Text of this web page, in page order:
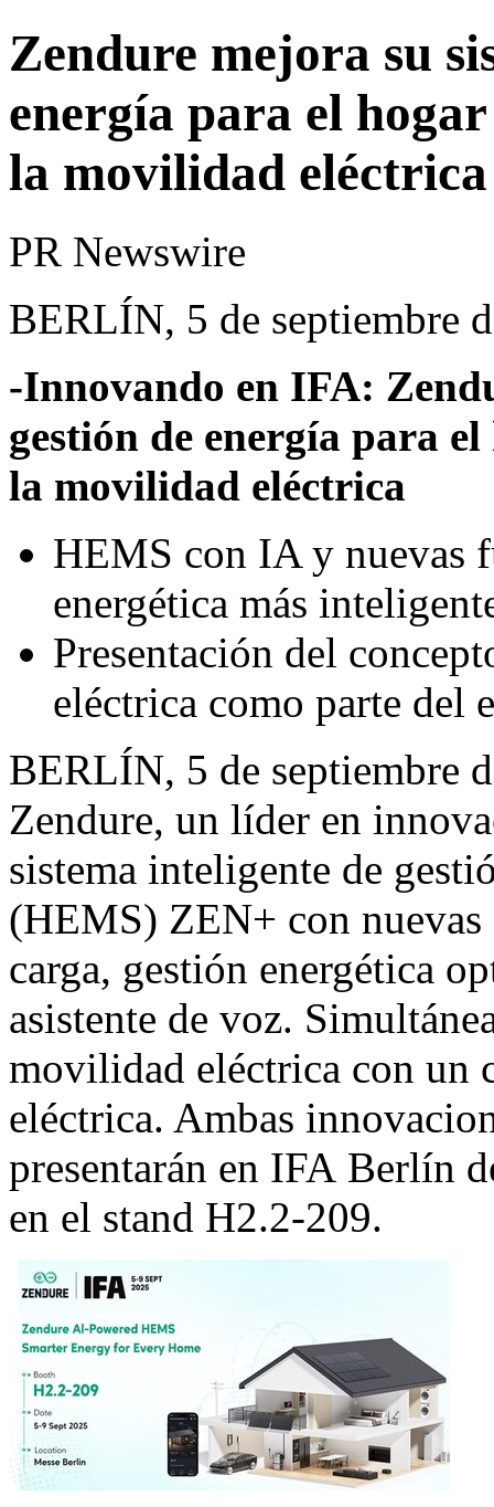
Zendure mejora su
energía para el
la movilidad eléctrica
PR Newswire
BERLÍN, 5 de septiembre
-Innovando en IFA:
gestión de energía para
la movilidad eléctrica
HEMS con IA y nuevas
energética más
Presentación del
eléctrica como parte del
BERLÍN, 5 de septiembre
Zendure, un líder en
sistema inteligente de
(HEMS) ZEN+ con
carga, gestión energética
asistente de voz.
movilidad eléctrica con un
eléctrica. Ambas
presentarán en IFA Berlín
en el stand H2.2-209.